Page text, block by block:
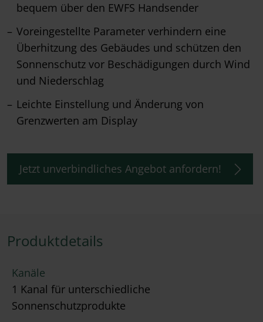
bequem über den EWFS Handsender
Voreingestellte Parameter verhindern eine
Überhitzung des Gebäudes und schützen den
Sonnenschutz vor Beschädigungen durch Wind
und Niederschlag
Leichte Einstellung und Änderung von
Grenzwerten am Display
Jetzt unverbindliches Angebot anfordern!
Produktdetails
Kanäle
1 Kanal für unterschiedliche
Sonnenschutzprodukte